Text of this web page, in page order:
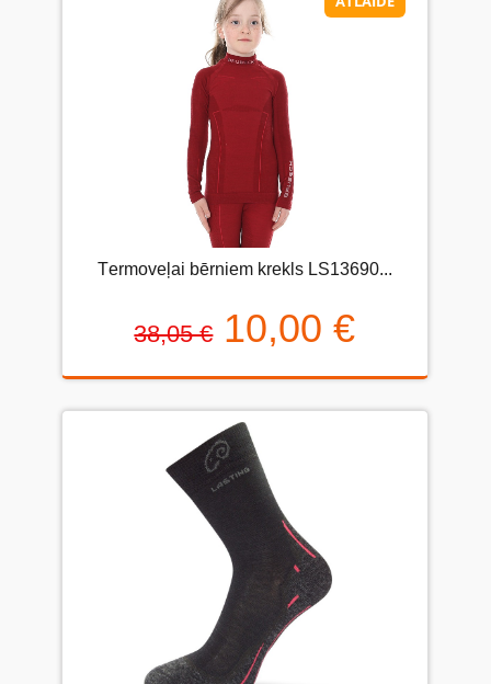
Тermoveļai bērniem krekls LS13690...
38,05 € 10,00 €